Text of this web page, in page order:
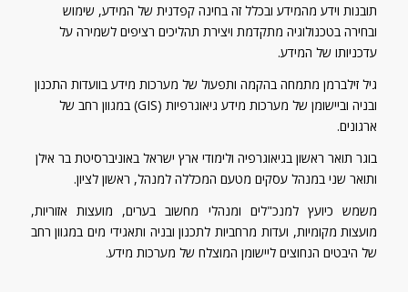
תובנות וידע מהמידע ובכלל זה בחינה קפדנית של המידע, שימוש
ובחירה בטכנולוגיה מתקדמת ויצירת תהליכים רציפים לשמירה על
עדכניותו של המידע.
גיל זילברמן מתמחה בהקמה ותפעול של מערכות מידע בוועדות התכנון
ובניה וביישומן של מערכות מידע גיאוגרפיות (GIS) במגוון רחב של
ארגונים.
בוגר תואר ראשון בגיאוגרפיה ולימודי ארץ ישראל באוניברסיטת בר אילן
ותואר שני במנהל עסקים מטעם המכללה למנהל, ראשון לציון.
משמש כיועץ למנכ"לים ומנהלי מחשוב בערים, מועצות אזוריות,
מועצות מקומיות, ועדות מרחביות לתכנון ובניה ותאגידי מים במגוון רחב
של היבטים הנחוצים ליישומן המוצלח של מערכות מידע.